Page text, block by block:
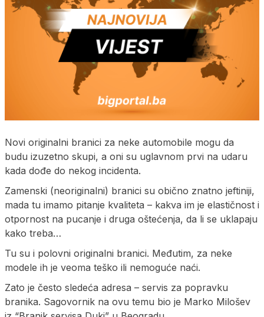
Novi originalni branici za neke automobile mogu da
budu izuzetno skupi, a oni su uglavnom prvi na udaru
kada dođe do nekog incidenta.
Zamenski (neoriginalni) branici su obično znatno jeftiniji,
mada tu imamo pitanje kvaliteta – kakva im je elastičnost i
otpornost na pucanje i druga oštećenja, da li se uklapaju
kako treba…
Tu su i polovni originalni branici. Međutim, za neke
modele ih je veoma teško ili nemoguće naći.
Zato je često sledeća adresa – servis za popravku
branika. Sagovornik na ovu temu bio je Marko Milošev